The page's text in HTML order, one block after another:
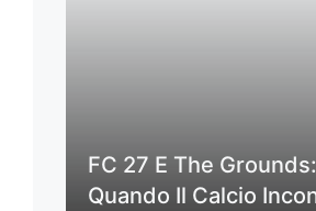
FC 27 E The Grounds:
Quando Il Calcio